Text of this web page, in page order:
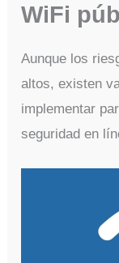
WiFi
Aunque los
altos, existen
implementar
seguridad en